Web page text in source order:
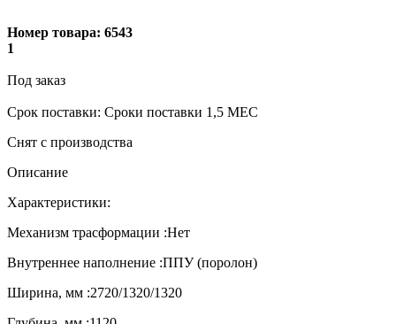
Номер товара: 6543
1
Под заказ
Cрок поставки: Сроки поставки 1,5 МЕС
Снят с производства
Описание
Характеристики:
Механизм трасформации :Нет
Внутреннее наполнение :ППУ (поролон)
Ширина, мм :2720/1320/1320